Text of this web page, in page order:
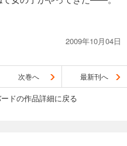
2009年10月04日
次巻へ 最新刊へ
ドの作品詳細に戻る